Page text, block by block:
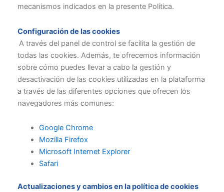
mecanismos indicados en la presente Política.
Configuración de las cookies
A través del panel de control se facilita la gestión de
todas las cookies. Además, te ofrecemos información
sobre cómo puedes llevar a cabo la gestión y
desactivación de las cookies utilizadas en la plataforma
a través de las diferentes opciones que ofrecen los
navegadores más comunes:
Google Chrome
Mozilla Firefox
Microsoft Internet Explorer
Safari
Actualizaciones y cambios en la política de cookies